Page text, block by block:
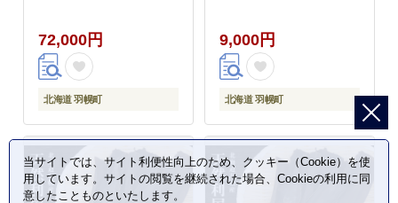
72,000円
北海道 羽幌町
9,000円
北海道 羽幌町
当サイトでは、サイト利便性向上のため、クッキー（Cookie）を使
用しています。サイトの閲覧を継続された場合、Cookieの利用に同
意したことものといたします。